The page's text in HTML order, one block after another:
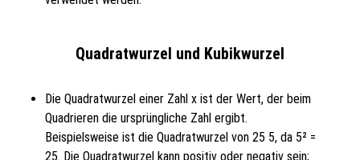
Quadratwurzel und Kubikwurzel
Die Quadratwurzel einer Zahl x ist der Wert, der beim
Quadrieren die ursprüngliche Zahl ergibt.
Beispielsweise ist die Quadratwurzel von 25 5, da 5² =
25. Die Quadratwurzel kann positiv oder negativ sein;